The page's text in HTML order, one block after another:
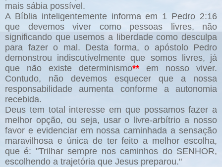
mais sábia possível.
A Bíblia inteligentemente informa em 1 Pedro 2:16
que devemos viver como pessoas livres, não
significando que usemos a liberdade como desculpa
para fazer o mal. Desta forma, o apóstolo Pedro
demonstrou indiscutivelmente que somos livres, já
que não existe determinismo** em nosso viver.
Contudo, não devemos esquecer que a nossa
responsabilidade aumenta conforme a autonomia
recebida.
Deus tem total interesse em que possamos fazer a
melhor opção, ou seja, usar o livre-arbítrio a nosso
favor e evidenciar em nossa caminhada a sensação
maravilhosa e única de ter feito a melhor escolha,
que é: "Trilhar sempre nos caminhos do SENHOR,
escolhendo a trajetória que Jesus preparou."